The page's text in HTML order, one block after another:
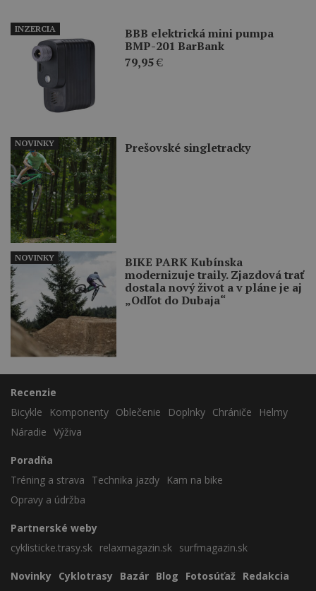
BBB elektrická mini pumpa
BMP-201 BarBank
79,95€
INZERCIA
Prešovské singletracky
NOVINKY
BIKE PARK Kubínska
modernizuje traily. Zjazdová trať
dostala nový život a v pláne je aj
„Odľot do Dubaja“
NOVINKY
Recenzie
Bicykle
Komponenty Oblečenie Doplnky Chrániče
Helmy
Náradie Výživa
Poradňa
Tréning a strava
Technika jazdy
Kam na bike
Opravy a údržba
Partnerské weby
cyklisticke.trasy.sk relaxmagazin.sk surfmagazin.sk
Novinky Cyklotrasy Bazár Blog Fotosúťaž Redakcia